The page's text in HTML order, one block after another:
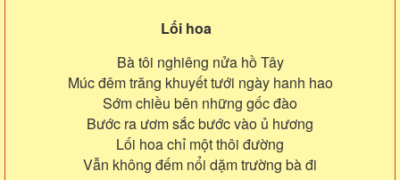
Lối hoa
Bà tôi nghiêng nửa hồ Tây
Múc đêm trăng khuyết tưới ngày hanh hao
Sớm chiều bên những gốc đào
Bước ra ươm sắc bước vào ủ hương
Lối hoa chỉ một thôi đường
Vẫn không đếm nổi dặm trường bà đi